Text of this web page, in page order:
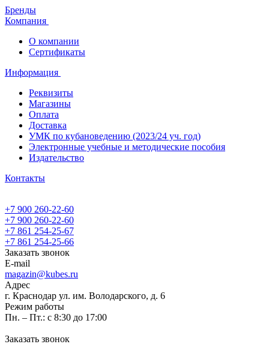
Бренды
Компания
О компании
Сертификаты
Информация
Реквизиты
Магазины
Oплата
Доставка
УМК по кубановедению (2023/24 уч. год)
Электронные учебные и методические пособия
Издательство
Контакты
+7 900 260-22-60
+7 900 260-22-60
+7 861 254-25-67
+7 861 254-25-66
Заказать звонок
E-mail
magazin@kubes.ru
Адрес
г. Краснодар ул. им. Володарского, д. 6
Режим работы
Пн. – Пт.: с 8:30 до 17:00
Заказать звонок